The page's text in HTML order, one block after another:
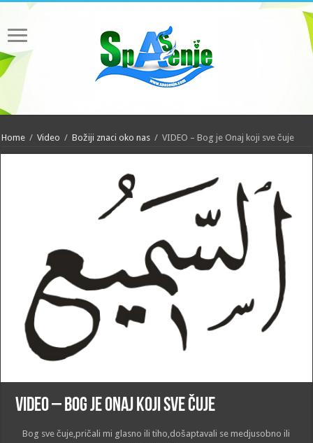
Home / Video / Božiji znaci oko nas / VIDEO – Bog je Onaj koji sve čuje
VIDEO – Bog je Onaj koji sve čuje
Bog sve čuje,pričali mi glasno ili tiho,došaptavali se medjusobno ili